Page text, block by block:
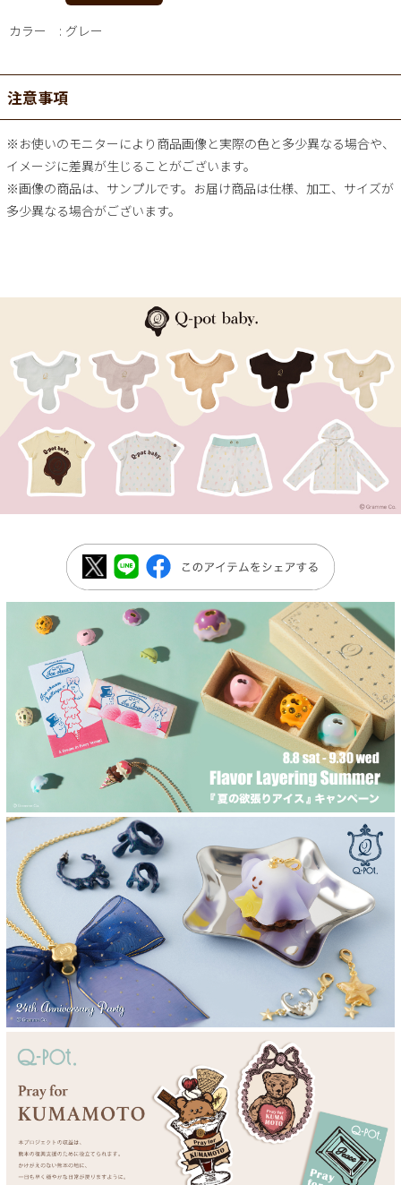
カラー グレー
注意事項
※お使いのモニターにより商品画像と実際の色と多少異なる場合や、
イメージに差異が生じることがございます。
※画像の商品は、サンプルです。お届け商品は仕様、加工、サイズが
多少異なる場合がございます。